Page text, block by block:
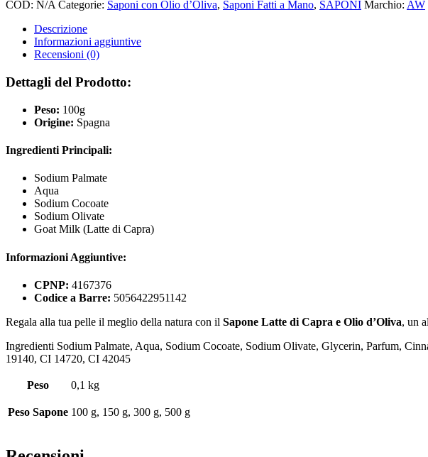
CAPRA
OLIO
OLIVA
COD: N/A Categorie: Saponi con Olio d’Oliva, Saponi Fatti a Mano, SAPONI Marchio: AW
Descrizione
Informazioni aggiuntive
Recensioni (0)
Dettagli del Prodotto:
Peso: 100g
Origine: Spagna
Ingredienti Principali:
Sodium Palmate
Aqua
Sodium Cocoate
Sodium Olivate
Goat Milk (Latte di Capra)
Informazioni Aggiuntive:
CPNP: 4167376
Codice a Barre: 5056422951142
Regala alla tua pelle il meglio della natura con il Sapone Latte di Capra e Olio d’Oliva, un
Ingredienti Sodium Palmate, Aqua, Sodium Cocoate, Sodium Olivate, Glycerin, Parfum,
19140, CI 14720, CI 42045
Peso 0,1 kg
Peso Sapone 100 g, 150 g, 300 g, 500 g